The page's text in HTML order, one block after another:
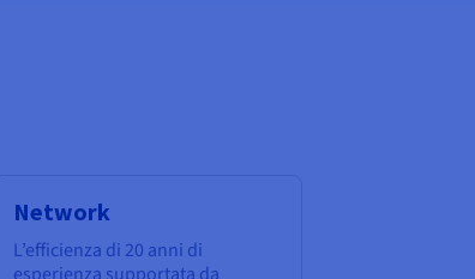
Network
L’efficienza di 20 anni di